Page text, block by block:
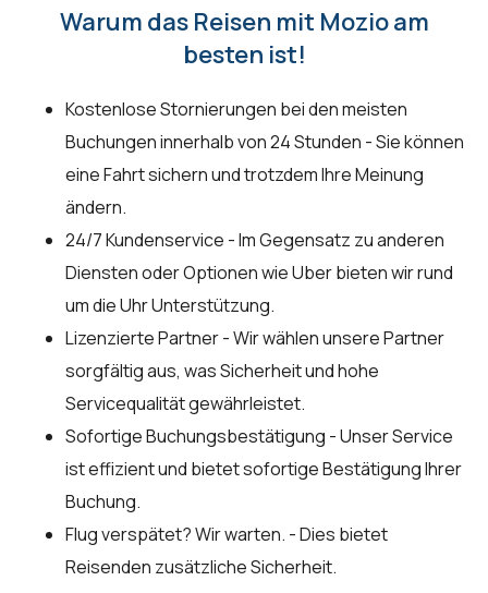
Warum das Reisen mit Mozio am
besten ist!
Kostenlose Stornierungen bei den meisten
Buchungen innerhalb von 24 Stunden - Sie können
eine Fahrt sichern und trotzdem Ihre Meinung
ändern.
24/7 Kundenservice - Im Gegensatz zu anderen
Diensten oder Optionen wie Uber bieten wir rund
um die Uhr Unterstützung.
Lizenzierte Partner - Wir wählen unsere Partner
sorgfältig aus, was Sicherheit und hohe
Servicequalität gewährleistet.
Sofortige Buchungsbestätigung - Unser Service
ist effizient und bietet sofortige Bestätigung Ihrer
Buchung.
Flug verspätet? Wir warten. - Dies bietet
Reisenden zusätzliche Sicherheit.